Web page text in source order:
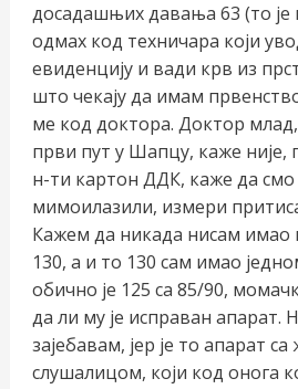
досадашњих давања 63 (то
одмах код техничара који
евиденцију и вади крв из
што чекају да имам
ме код доктора. Доктор млад,
први пут у Шапцу, каже није,
н-ти картон ДДК, каже да смо
мимоилазили, измери
Кажем да никада нисам имао
130, а и то 130 сам имао
обично је 125 са 85/90,
да ли му је исправан апарат.
зајебавам, јер је то апарат
слушалицом, који код онога